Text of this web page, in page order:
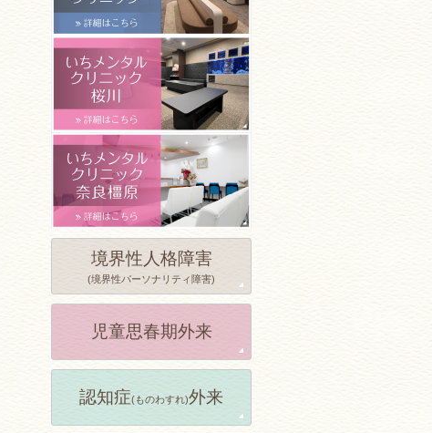
境界性人格障害
(境界性パーソナリティ障害)
児童思春期外来
認知症(ものわすれ)外来